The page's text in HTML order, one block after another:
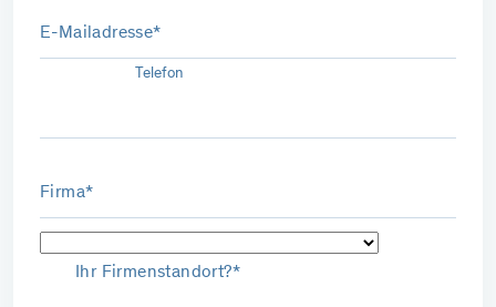
E-Mailadresse*
Telefon
Firma*
Ihr Firmenstandort?*